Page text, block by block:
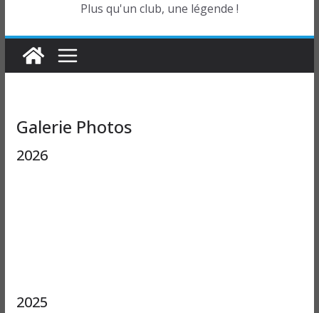
Plus qu'un club, une légende !
Galerie Photos
2026
2025